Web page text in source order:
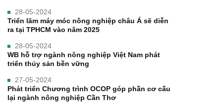
28-05-2024
Triển lãm máy móc nông nghiệp châu Á sẽ diễn
ra tại TPHCM vào năm 2025
28-05-2024
WB hỗ trợ ngành nông nghiệp Việt Nam phát
triển thủy sản bền vững
27-05-2024
Phát triển Chương trình OCOP góp phần cơ cấu
lại ngành nông nghiệp Cần Thơ